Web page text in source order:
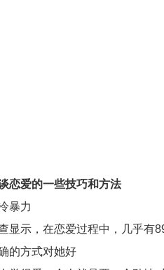
爱的一些技巧和方法
力
示，在恋爱过程中，几乎有
方式对她好